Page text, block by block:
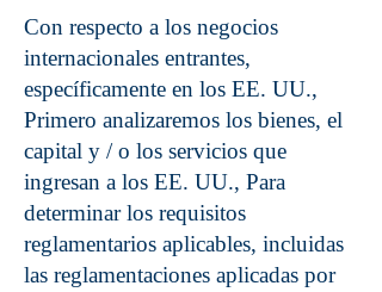
Con respecto a los negocios
internacionales entrantes,
específicamente en los EE. UU.,
Primero analizaremos los bienes, el
capital y / o los servicios que
ingresan a los EE. UU., Para
determinar los requisitos
reglamentarios aplicables, incluidas
las reglamentaciones aplicadas por